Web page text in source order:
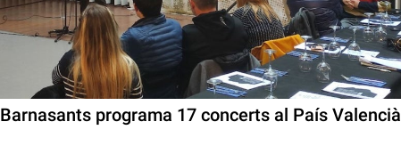
Barnasants programa 17 concerts al País Valencià